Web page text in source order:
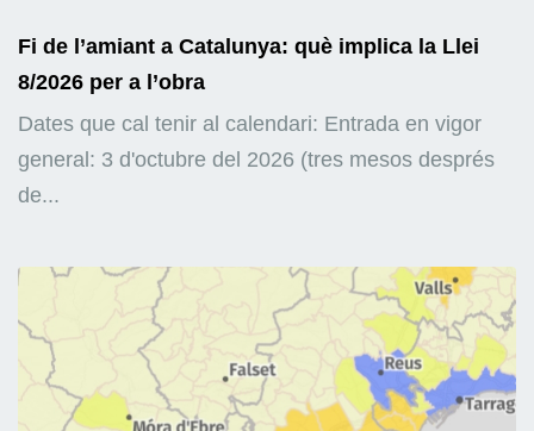
Fi de l’amiant a Catalunya: què implica la Llei
8/2026 per a l’obra
Dates que cal tenir al calendari: Entrada en vigor
general: 3 d'octubre del 2026 (tres mesos després
de...